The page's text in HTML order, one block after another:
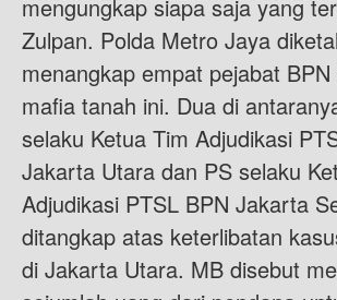
mengungkap siapa saja yang
Zulpan. Polda Metro Jaya
menangkap empat pejabat
mafia tanah ini. Dua di
selaku Ketua Tim Adjudikasi
Jakarta Utara dan PS selaku
Adjudikasi PTSL BPN Jakarta
ditangkap atas keterlibatan
di Jakarta Utara. MB disebut